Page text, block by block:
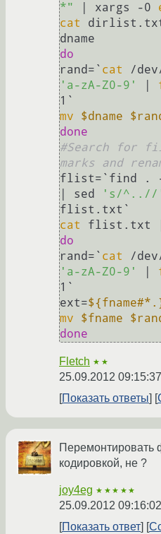
*"
| xargs -0
cat
do
rand=` cat /
'a-zA-Z0-9'
mv
$dname
done
#Search for
marks and
flist=`find .
| sed
's/^..//
cat
flist.txt
do
rand=` cat /
'a-zA-Z0-9'
1`
ext=
mv
$fname
done
Fletch ★★
25.09.2012
Показать ответы
Перемонтировать
кодировкой, не ?
joy4eg ★★★★★
25.09.2012
Показать ответ